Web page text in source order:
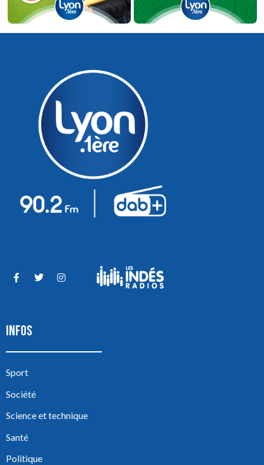
INFOS
Sport
Société
Science et technique
Santé
Politique